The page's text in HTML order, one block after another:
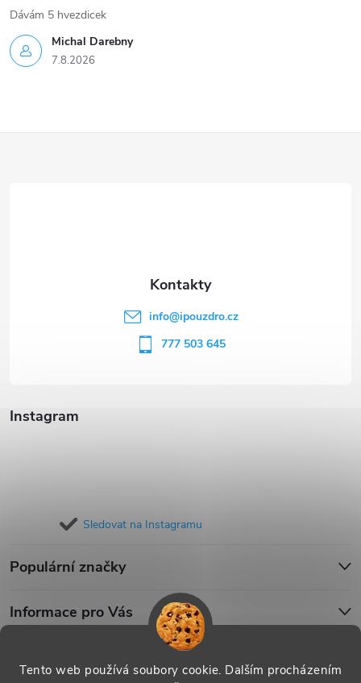
Tento web používá soubory cookie. Dalším procházením
Michal Darebny
7.8.2026
Dávám 5 hvezdicek
Instagram
Sledovat na Instagramu
Populární značky
Informace pro Vás
info@ipouzdro.cz
777 503 645